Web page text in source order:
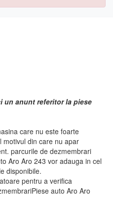
un anunt referitor la piese
care nu este foarte
motivul din care nu apar
parcurile de dezmembrari
Aro Aro 243 vor adauga in cel
disponibile.
pentru a verifica
auto Aro Aro